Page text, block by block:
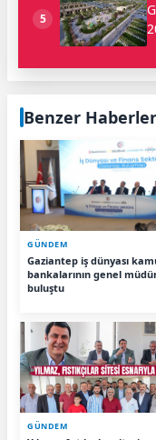
5
Benzer Haberler
GÜNDEM
Gaziantep iş dünyası
bankalarının genel
buluştu
GÜNDEM